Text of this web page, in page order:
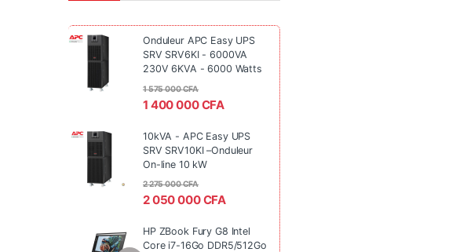
Onduleur APC Easy UPS
SRV SRV6KI - 6000VA
230V 6KVA - 6000 Watts
1 400 000CFA
1 575 000CFA
10kVA - APC Easy UPS
SRV SRV10KI –Onduleur
On-line 10 kW
2 050 000CFA
2 275 000CFA
HP ZBook Fury G8 Intel
Core i7-16Go DDR5/512Go